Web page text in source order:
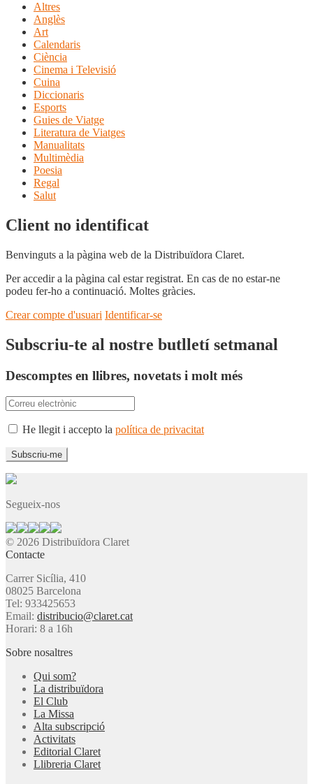
Altres
Anglès
Art
Calendaris
Ciència
Cinema i Televisió
Cuina
Diccionaris
Esports
Guies de Viatge
Literatura de Viatges
Manualitats
Multimèdia
Poesia
Regal
Salut
Client no identificat
Benvinguts a la pàgina web de la Distribuïdora Claret.
Per accedir a la pàgina cal estar registrat. En cas de no estar-ne
podeu fer-ho a continuació. Moltes gràcies.
Crear compte d'usuari Identificar-se
Subscriu-te al nostre butlletí setmanal
Descomptes en llibres, novetats i molt més
He llegit i accepto la política de privacitat
Segueix-nos
© 2026 Distribuïdora Claret
Contacte
Carrer Sicília, 410
08025 Barcelona
Tel: 933425653
Email: distribucio@claret.cat
Horari: 8 a 16h
Sobre nosaltres
Qui som?
La distribuïdora
El Club
La Missa
Alta subscripció
Activitats
Editorial Claret
Llibreria Claret